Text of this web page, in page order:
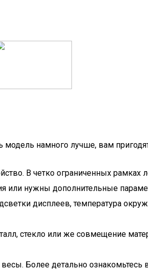
намного лучше, вам
В четко ограниченных рамках
или нужны дополнительные
дисплеев, температура
стекло или же совмещение
Более детально ознакомьтесь